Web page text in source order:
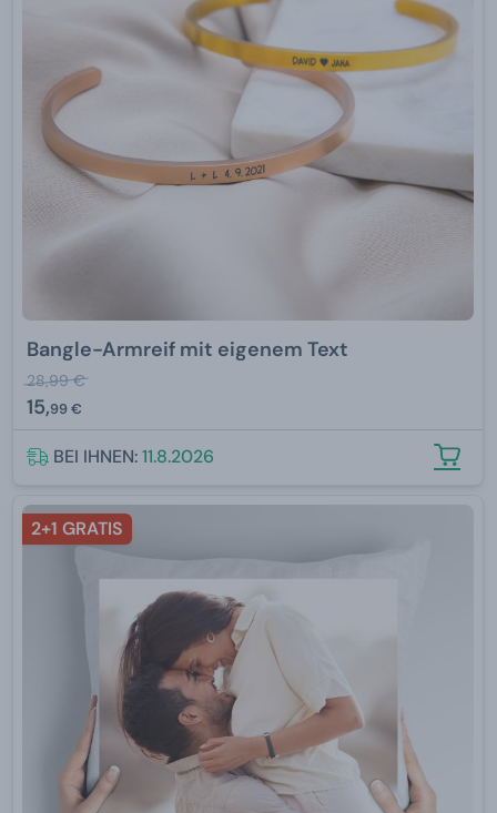
Bangle-Armreif mit eigenem Text
28,99 €
15,99 €
BEI IHNEN:11.8.2026
2+1 GRATIS